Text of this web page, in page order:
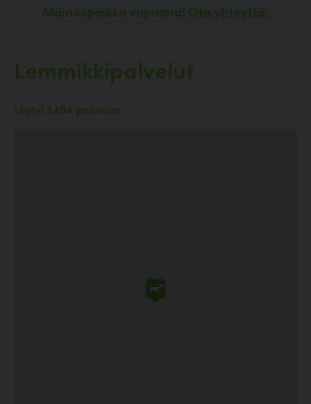
Mainospaikka vapaana! Ota yhteyttä.
Lemmikkipalvelut
Löytyi 2494 palvelua